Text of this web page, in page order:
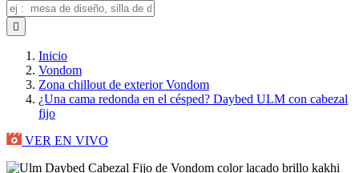

Inicio
Vondom
Zona chillout de exterior Vondom
¿Una cama redonda en el césped? Daybed ULM con cabezal
fijo
VER EN VIVO